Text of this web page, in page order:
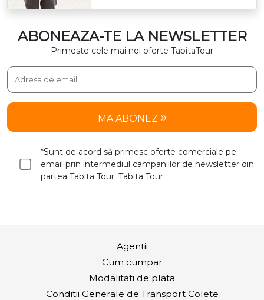
ABONEAZA-TE LA NEWSLETTER
Primeste cele mai noi oferte TabitaTour
MA ABONEZ
*Sunt de acord să primesc oferte comerciale pe
email prin intermediul campaniilor de newsletter din
partea Tabita Tour. Tabita Tour.
Agentii
Cum cumpar
Modalitati de plata
Conditii Generale de Transport Colete